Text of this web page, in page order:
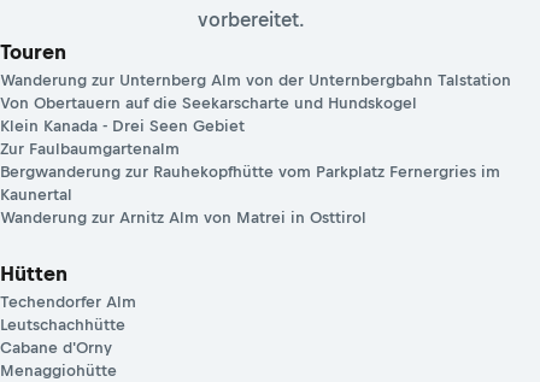
vorbereitet.
Touren
Wanderung zur Unternberg Alm von der Unternbergbahn Talstation
Von Obertauern auf die Seekarscharte und Hundskogel
Klein Kanada - Drei Seen Gebiet
Zur Faulbaumgartenalm
Bergwanderung zur Rauhekopfhütte vom Parkplatz Fernergries im
Kaunertal
Wanderung zur Arnitz Alm von Matrei in Osttirol
Hütten
Techendorfer Alm
Leutschachhütte
Cabane d'Orny
Menaggiohütte